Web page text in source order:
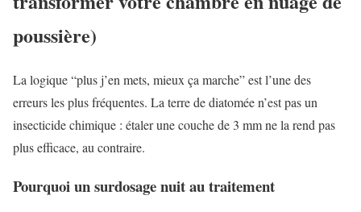
poussière)
La logique “plus j’en mets, mieux ça marche” est l’une des
erreurs les plus fréquentes. La terre de diatomée n’est pas un
insecticide chimique : étaler une couche de 3 mm ne la rend pas
plus efficace, au contraire.
Pourquoi un surdosage nuit au traitement